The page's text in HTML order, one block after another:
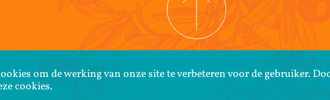
om de werking van onze site te verbeteren voor de gebruiker.
cookies.